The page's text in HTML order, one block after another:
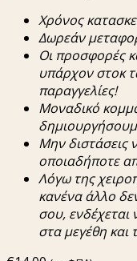
Χρόνος
Δωρεάν
Οιπροσφορές
υπάρχον στοκ
παραγγελίες!
Μοναδικό
Μην διστάσεις
οποιαδήποτε α
Λόγω της χειρο
κανένα άλλο
σου, ενδέχεται
στα μεγέθη και